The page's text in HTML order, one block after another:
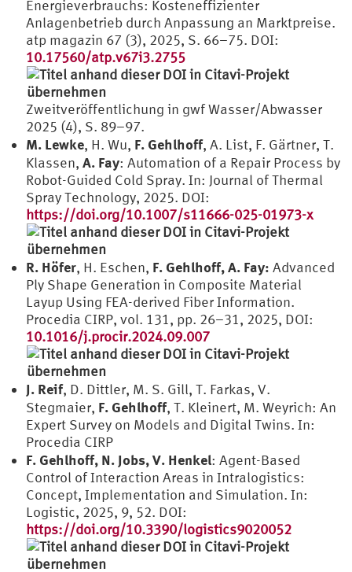
Energieverbrauchs: Kosteneffizienter
Anlagenbetrieb durch Anpassung an Marktpreise.
atp magazin 67 (3), 2025, S. 66–75. DOI:
10.17560/atp.v67i3.2755
Zweitveröffentlichung in gwf Wasser/Abwasser
2025 (4), S. 89–97.
M. Lewke, H. Wu, F. Gehlhoff, A. List, F. Gärtner, T.
Klassen, A. Fay: Automation of a Repair Process by
Robot-Guided Cold Spray. In: Journal of Thermal
Spray Technology, 2025. DOI:
https://doi.org/10.1007/s11666-025-01973-x
R. Höfer, H. Eschen, F. Gehlhoff, A. Fay: Advanced
Ply Shape Generation in Composite Material
Layup Using FEA-derived Fiber Information.
Procedia CIRP, vol. 131, pp. 26–31, 2025, DOI:
10.1016/j.procir.2024.09.007
J. Reif, D. Dittler, M. S. Gill, T. Farkas, V.
Stegmaier, F. Gehlhoff, T. Kleinert, M. Weyrich: An
Expert Survey on Models and Digital Twins. In:
Procedia CIRP
F. Gehlhoff, N. Jobs, V. Henkel: Agent-Based
Control of Interaction Areas in Intralogistics:
Concept, Implementation and Simulation. In:
Logistic, 2025, 9, 52. DOI:
https://doi.org/10.3390/logistics9020052